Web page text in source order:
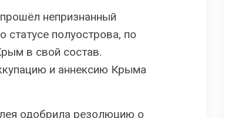
непризнанный
полуострова, по
в свой состав.
и аннексию Крыма
одобрила резолюцию о